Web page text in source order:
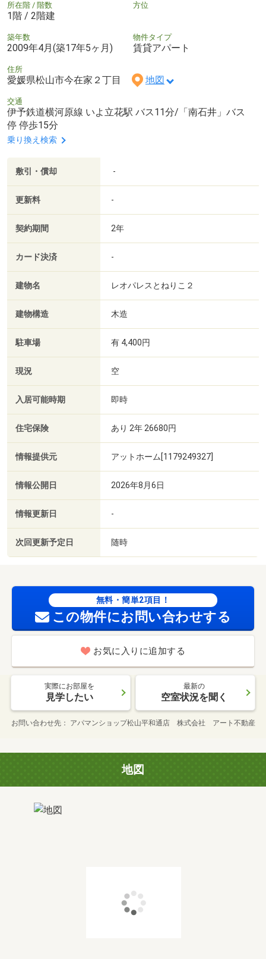
所在階 / 階数
1階 / 2階建
方位
築年数
2009年4月(築17年5ヶ月)
物件タイプ
賃貸アパート
住所
愛媛県松山市今在家２丁目 地図
交通
伊予鉄道横河原線 いよ立花駅 バス11分/「南石井」バス
停 停歩15分
乗り換え検索
敷引・償却 -
更新料 -
契約期間 2年
カード決済 -
建物名 レオパレスとねりこ２
建物構造 木造
駐車場 有 4,400円
現況 空
入居可能時期 即時
住宅保険 あり 2年 26680円
情報提供元 アットホーム[1179249327]
情報公開日 2026年8月6日
情報更新日 -
次回更新予定日 随時
無料・簡単2項目！
この物件にお問い合わせする
お気に入りに追加する
実際にお部屋を
見学したい
最新の
空室状況を聞く
お問い合わせ先 アパマンショップ松山平和通店 株式会社 アート不動産
地図